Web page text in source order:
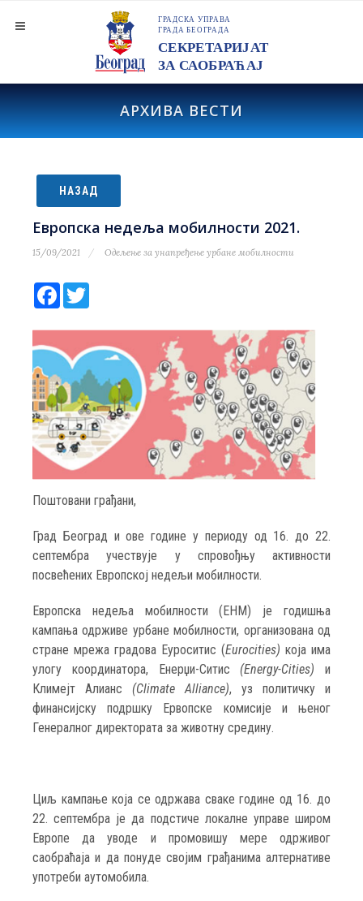
АРХИВА ВЕСТИ
НАЗАД
Европска недеља мобилности 2021.
15/09/2021 Одељење за унапређење урбане мобилности
Facebook
Поштовани грађани,
Град Београд и ове године у периоду од 16. до 22.
септембра учествује у спровођњу активности
посвећених Европској недељи мобилности.
Европска недеља мобилности (ЕНМ) је годишња
кампања одрживе урбане мобилности, организована од
стране мрежа градова Еуроситис (Eurocities) која има
улогу координатора, Енерџи-Ситис(Energy-Cities) и
Климејт Алианс (Climate Alliance), уз политичку и
финансијску подршку Ервопске комисије и њеног
Генералног директората за животну средину.
Циљ кампање која се одржава сваке године од 16. до
22. септембра је да подстиче локалне управе широм
Европе да уводе и промовишу мере одрживог
саобраћаја и да понуде својим грађанима алтернативе
употреби аутомобила.